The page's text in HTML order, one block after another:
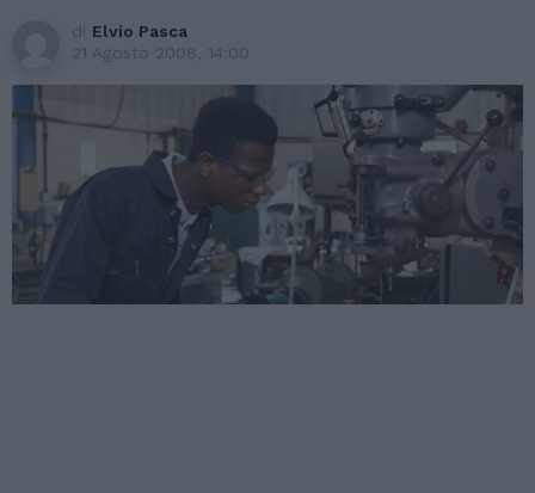
di Elvio Pasca
21 Agosto 2008, 14:00